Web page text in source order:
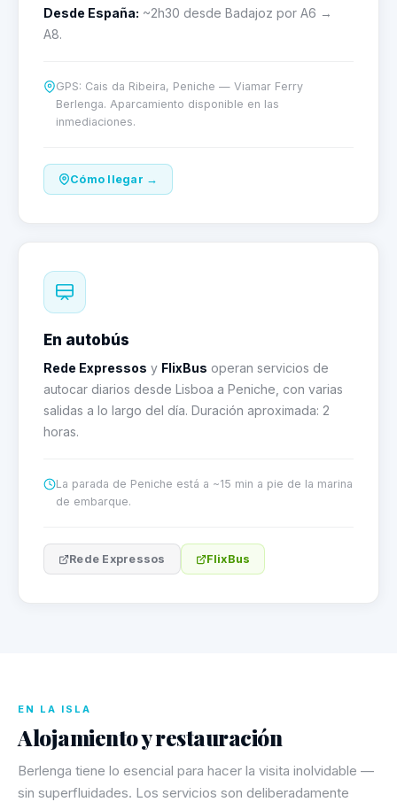
Desde España: ~2h30 desde Badajoz por A6 →
A8.
GPS: Cais da Ribeira, Peniche — Viamar Ferry
Berlenga. Aparcamiento disponible en las
inmediaciones.
Cómo llegar →
En autobús
Rede Expressos y FlixBus operan servicios de
autocar diarios desde Lisboa a Peniche, con varias
salidas a lo largo del día. Duración aproximada: 2
horas.
La parada de Peniche está a ~15 min a pie de la marina
de embarque.
Rede Expressos FlixBus
EN LA ISLA
Alojamiento y restauración
Berlenga tiene lo esencial para hacer la visita inolvidable —
sin superfluidades. Los servicios son deliberadamente